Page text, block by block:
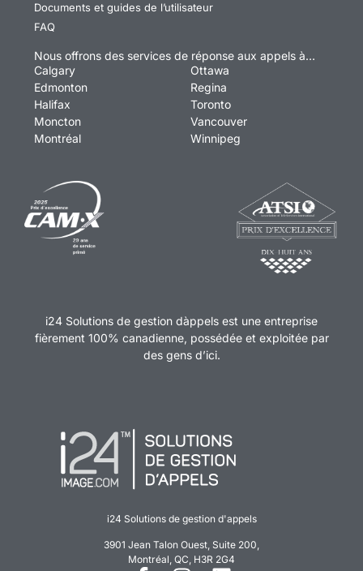
i24 Solutions de gestion d'appels
3901 Jean Talon Ouest, Suite 200,
Montréal, QC, H3R 2G4
Documents et guides de l’utilisateur
FAQ
Nous offrons des services de réponse aux appels à…
Calgary
Edmonton
Halifax
Moncton
Montréal
Ottawa
Regina
Toronto
Vancouver
Winnipeg
i24 Solutions de gestion dàppels est une entreprise
fièrement 100% canadienne, possédée et exploitée par
des gens d’ici.